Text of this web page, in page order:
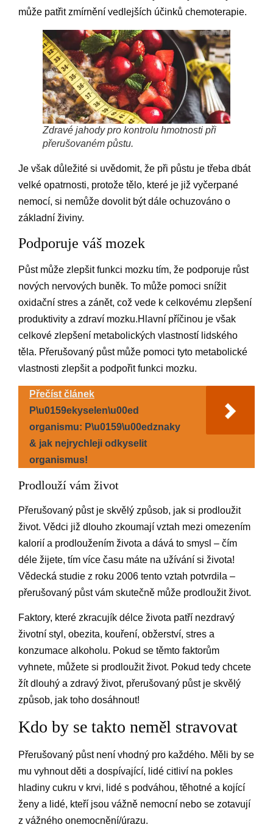
může patřit zmírnění vedlejších účinků chemoterapie.
Zdravé jahody pro kontrolu hmotnosti při
přerušovaném půstu.
Je však důležité si uvědomit, že při půstu je třeba dbát
velké opatrnosti, protože tělo, které je již vyčerpané
nemocí, si nemůže dovolit být dále ochuzováno o
základní živiny.
Podporuje váš mozek
Půst může zlepšit funkci mozku tím, že podporuje růst
nových nervových buněk. To může pomoci snížit
oxidační stres a zánět, což vede k celkovému zlepšení
produktivity a zdraví mozku.Hlavní příčinou je však
celkové zlepšení metabolických vlastností lidského
těla. Přerušovaný půst může pomoci tyto metabolické
vlastnosti zlepšit a podpořit funkci mozku.
Přečíst článek
P\u0159ekyselen\u00ed
organismu: P\u0159\u00edznaky
& jak nejrychleji odkyselit
organismus!
Prodlouží vám život
Přerušovaný půst je skvělý způsob, jak si prodloužit
život. Vědci již dlouho zkoumají vztah mezi omezením
kalorií a prodloužením života a dává to smysl – čím
déle žijete, tím více času máte na užívání si života!
Vědecká studie z roku 2006 tento vztah potvrdila –
přerušovaný půst vám skutečně může prodloužit život.
Faktory, které zkracujík délce života patří nezdravý
životní styl, obezita, kouření, obžerství, stres a
konzumace alkoholu. Pokud se těmto faktorům
vyhnete, můžete si prodloužit život. Pokud tedy chcete
žít dlouhý a zdravý život, přerušovaný půst je skvělý
způsob, jak toho dosáhnout!
Kdo by se takto neměl stravovat
Přerušovaný půst není vhodný pro každého. Měli by se
mu vyhnout děti a dospívající, lidé citliví na pokles
hladiny cukru v krvi, lidé s podváhou, těhotné a kojící
ženy a lidé, kteří jsou vážně nemocní nebo se zotavují
z vážného onemocnění/úrazu.